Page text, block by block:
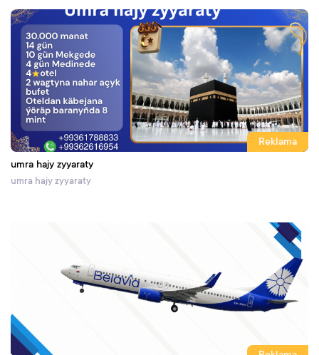
Reklama
umra hajy zyyaraty
umra hajy zyyaraty